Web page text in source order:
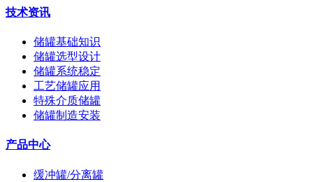
技术资讯
储罐基础知识
储罐选型设计
储罐系统稳定
工艺储罐应用
特殊介质储罐
储罐制造安装
产品中心
缓冲罐/分离罐